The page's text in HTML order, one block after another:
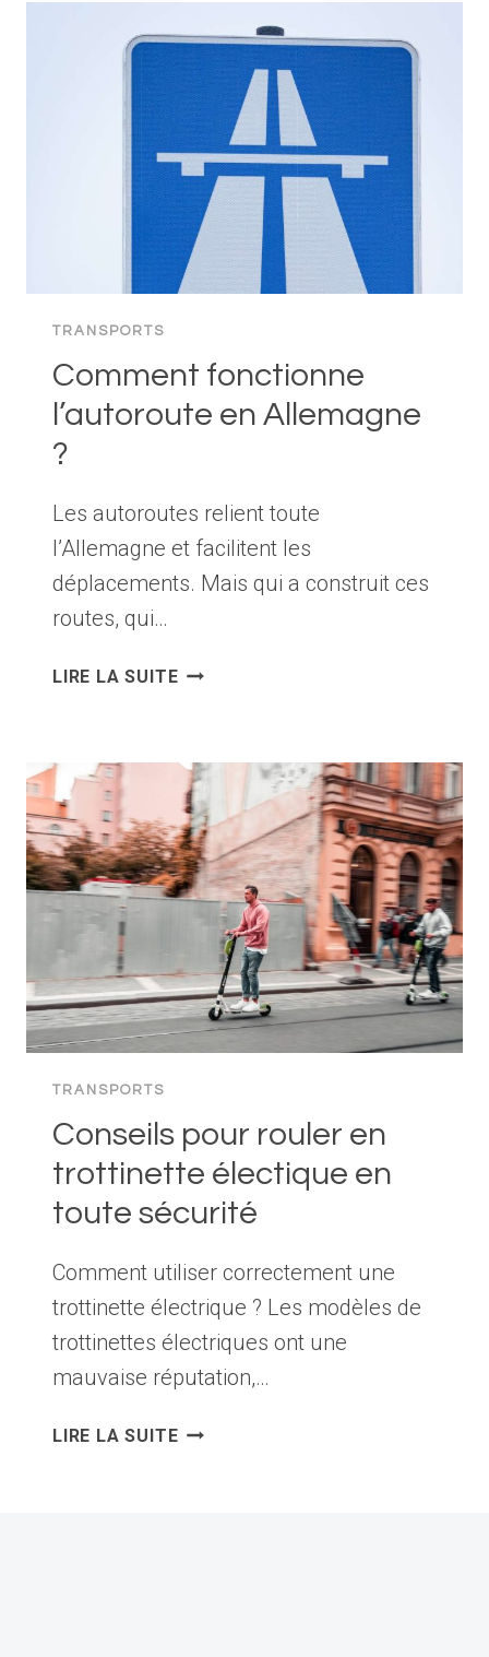
TRANSPORTS
Comment fonctionne
l’autoroute en Allemagne
?
Les autoroutes relient toute
l’Allemagne et facilitent les
déplacements. Mais qui a construit ces
routes, qui…
LIRE LA SUITECOMMENT
ALLEMAGNE
?
TRANSPORTS
Conseils pour rouler en
trottinette électique en
toute sécurité
Comment utiliser correctement une
trottinette électrique ? Les modèles de
trottinettes électriques ont une
mauvaise réputation,…
LIRE LA SUITECONSEILS